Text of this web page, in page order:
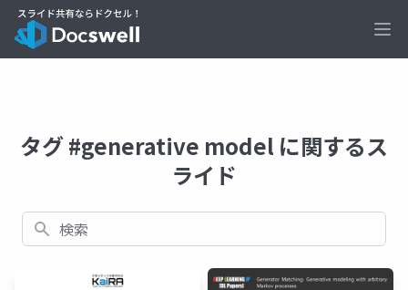
タグ #generative model に関するス
ライド
検索